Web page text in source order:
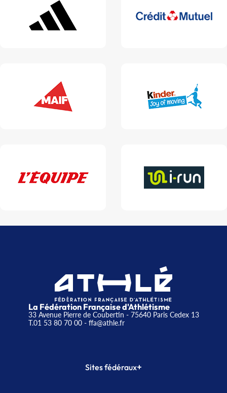
La Fédération Française d'Athlétisme
33 Avenue Pierre de Coubertin - 75640 Paris Cedex 13
T.01 53 80 70 00- ffa@athle.fr
Sites fédéraux+